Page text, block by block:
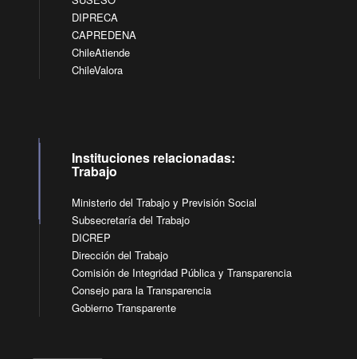
DIPRECA
CAPREDENA
ChileAtiende
ChileValora
Instituciones relacionadas:
Trabajo
Ministerio del Trabajo y Previsión Social
Subsecretaría del Trabajo
DICREP
Dirección del Trabajo
Comisión de Integridad Pública y Transparencia
Consejo para la Transparencia
Gobierno Transparente